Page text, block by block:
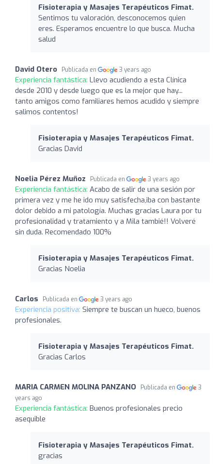
Fisioterapia y Masajes Terapéuticos Fimat.
Sentimos tu valoración, desconocemos quien
eres. Esperamos encuentre lo que busca. Mucha
salud
David Otero Publicada en 3 years ago
Experiencia fantástica: Llevo acudiendo a esta Clínica
desde 2010 y desde luego que es la mejor que hay...
tanto amigos como familiares hemos acudido y siempre
salimos contentos!
Fisioterapia y Masajes Terapéuticos Fimat.
Gracias David
Noelia Pérez Muñoz Publicada en 3 years ago
Experiencia fantástica: Acabo de salir de una sesión por
primera vez y me he ido muy satisfecha,iba con bastante
dolor debido a mi patología. Muchas gracias Laura por tu
profesionalidad y tratamiento y a Mila tambié!! Volveré
sin duda. Recomendado 100%
Fisioterapia y Masajes Terapéuticos Fimat.
Gracias Noelia
Carlos Publicada en 3 years ago
Experiencia positiva: Siempre te buscan un hueco, buenos
profesionales.
Fisioterapia y Masajes Terapéuticos Fimat.
Gracias Carlos
MARIA CARMEN MOLINA PANZANO Publicada en
3
years ago
Experiencia fantástica: Buenos profesionales precio
asequible
Fisioterapia y Masajes Terapéuticos Fimat.
gracias